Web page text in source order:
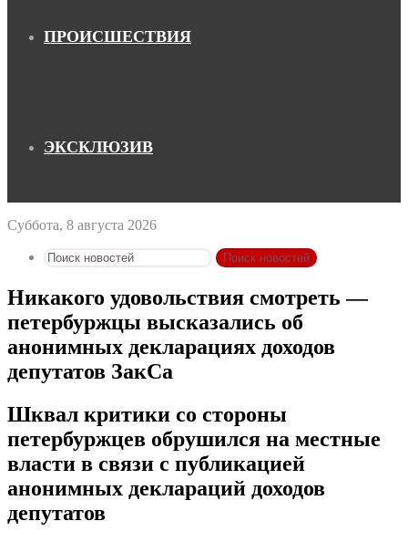
ПРОИСШЕСТВИЯ
ЭКСКЛЮЗИВ
Суббота, 8 августа 2026
Поиск новостей
Никакого удовольствия смотреть —
петербуржцы высказались об
анонимных декларациях доходов
депутатов ЗакСа
Шквал критики со стороны
петербуржцев обрушился на местные
власти в связи с публикацией
анонимных деклараций доходов
депутатов